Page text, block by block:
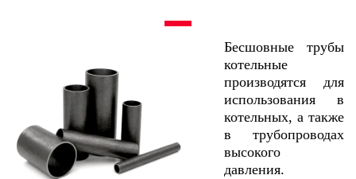
Бесшовные трубы
котельные
производятся для
использования в
котельных, а также
в трубопроводах
высокого
давления.